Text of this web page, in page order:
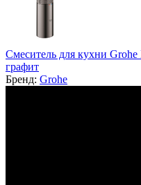
Смеситель для кухни
графит
Бренд: Grohe